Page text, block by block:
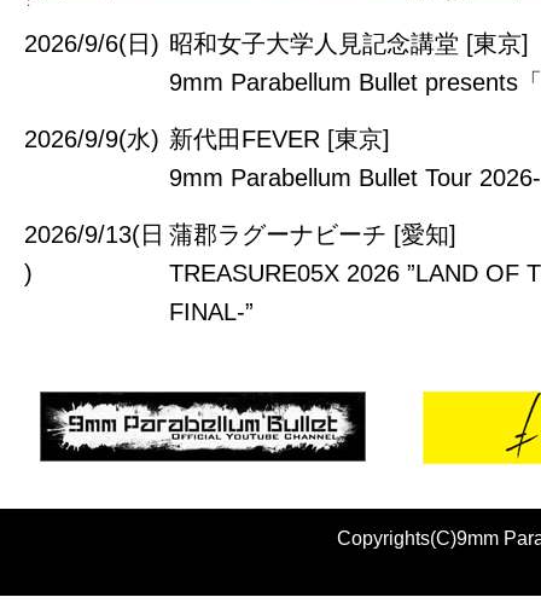
2026/9/6(日) 昭和女子大学人見記念講堂 [東京]
9mm Parabellum Bullet presents
2026/9/9(水) 新代田FEVER [東京]
9mm Parabellum Bullet Tour
2026/9/13(日
)
蒲郡ラグーナビーチ [愛知]
TREASURE05X 2026 ”LAND OF
FINAL-”
Copyrights(C)9mm